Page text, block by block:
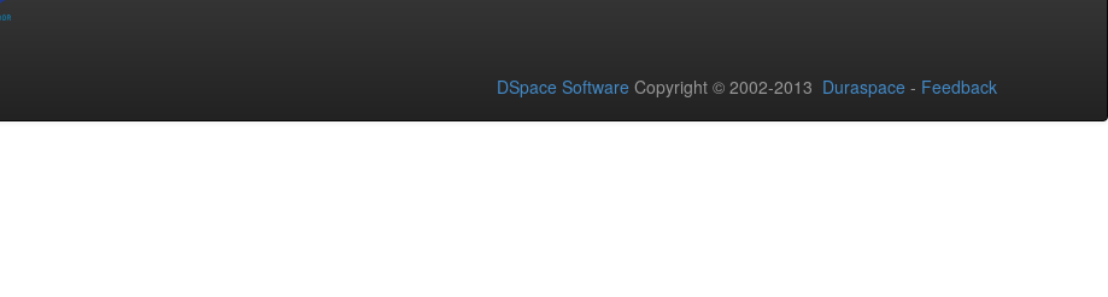
DSpace Software Copyright © 2002-2013 Duraspace - Feedback